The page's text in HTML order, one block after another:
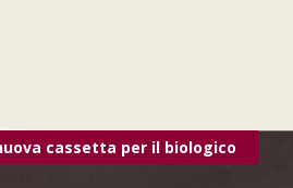
cassetta per il biologico